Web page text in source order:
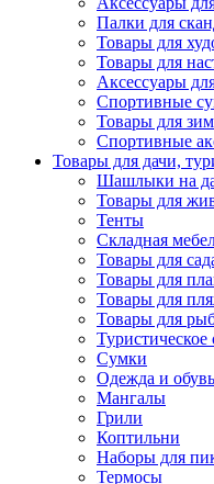
Палки для
Товары для
Товары для
Аксессуары
Спортивные
Товары для
Спортивные
Товары для дачи,
Шашлыки на
Товары для
Тенты
Складная
Товары для
Товары для
Товары для
Товары для
Сумки
Одежда и обувь
Мангалы
Грили
Коптильни
Наборы для
Термосы